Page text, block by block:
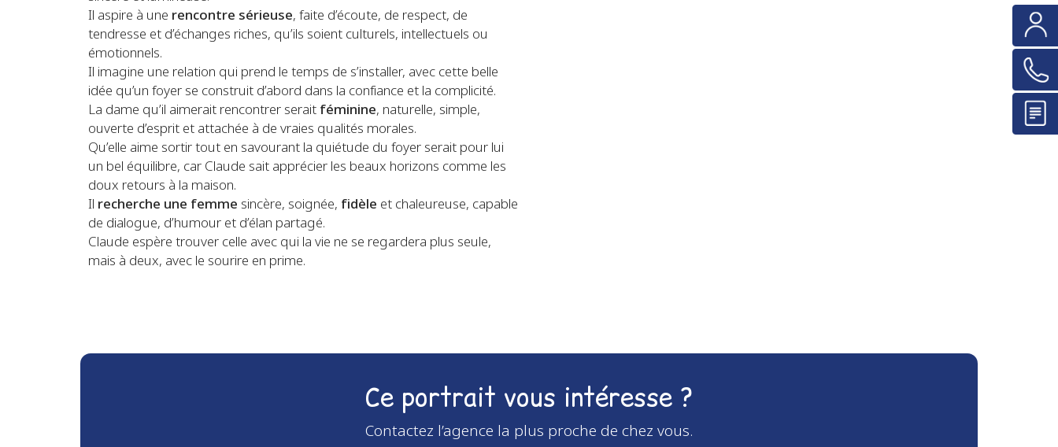
Il aspire à une rencontre sérieuse, faite d’écoute, de respect, de
tendresse et d’échanges riches, qu’ils soient culturels, intellectuels ou
émotionnels.
Il imagine une relation qui prend le temps de s’installer, avec cette belle
idée qu’un foyer se construit d’abord dans la confiance et la complicité.
La dame qu’il aimerait rencontrer serait féminine, naturelle, simple,
ouverte d’esprit et attachée à de vraies qualités morales.
Qu’elle aime sortir tout en savourant la quiétude du foyer serait pour lui
un bel équilibre, car Claude sait apprécier les beaux horizons comme les
doux retours à la maison.
Il recherche une femme sincère, soignée, fidèle et chaleureuse, capable
de dialogue, d’humour et d’élan partagé.
Claude espère trouver celle avec qui la vie ne se regardera plus seule,
mais à deux, avec le sourire en prime.
Ce portrait vous intéresse ?
Contactez l’agence la plus proche de chez vous.